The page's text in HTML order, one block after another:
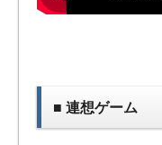
■ 連想ゲーム